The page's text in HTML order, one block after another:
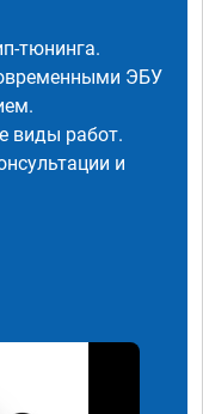
тюнинга.
ЭБУ
виды работ.
и